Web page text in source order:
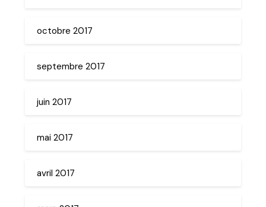
octobre 2017
septembre 2017
juin 2017
mai 2017
avril 2017